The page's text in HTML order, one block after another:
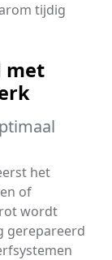
tijdig
met
het
of
wordt
gerepareerd